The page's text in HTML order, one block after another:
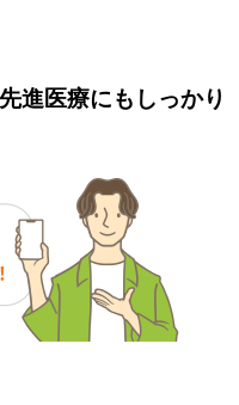
進医療にも しっかり